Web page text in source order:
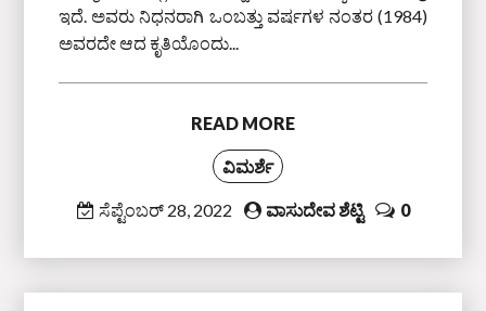
ಇದೆ. ಅವರು ನಿಧನರಾಗಿ ಒಂಬತ್ತು ವರ್ಷಗಳ ನಂತರ (1984)
ಅವರದೇ ಆದ ಕೃತಿಯೊಂದು...
READ MORE
ವಿಮರ್ಶೆ
ಸೆಪ್ಟೆಂಬರ್ 28, 2022 ವಾಸುದೇವ ಶೆಟ್ಟಿ 0